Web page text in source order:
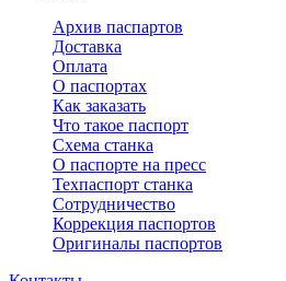
Архив паспартов
Доставка
Оплата
О паспортах
Как заказать
Что такое паспорт
Схема станка
О паспорте на пресс
Техпаспорт станка
Сотрудничество
Коррекция паспортов
Оригиналы паспортов